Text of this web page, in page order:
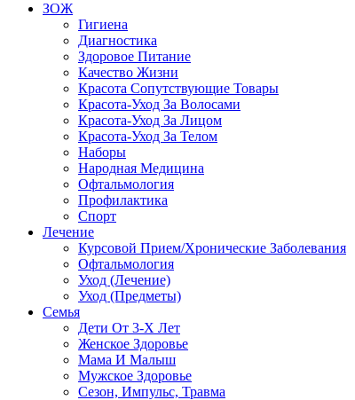
ЗОЖ
Гигиена
Диагностика
Здоровое Питание
Качество Жизни
Красота Сопутствующие Товары
Красота-Уход За Волосами
Красота-Уход За Лицом
Красота-Уход За Телом
Наборы
Народная Медицина
Офтальмология
Профилактика
Спорт
Лечение
Курсовой Прием/Хронические Заболевания
Офтальмология
Уход (Лечение)
Уход (Предметы)
Семья
Дети От 3-Х Лет
Женское Здоровье
Мама И Малыш
Мужское Здоровье
Сезон, Импульс, Травма